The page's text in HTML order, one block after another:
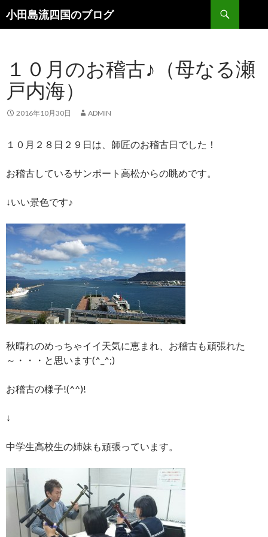
小田島流四国のブログ
検索
１０月のお稽古♪（母なる瀬
戸内海）
2016年10月30日 ADMIN
１０月２８日２９日は、師匠のお稽古日でした！
お稽古しているサンポート高松からの眺めです。
↓いい景色です♪
秋晴れのめっちゃイイ天気に恵まれ、お稽古も頑張れた
～・・・と思います(^_^;)
お稽古の様子!(^^)!
↓
中学生高校生の姉妹も頑張っています。